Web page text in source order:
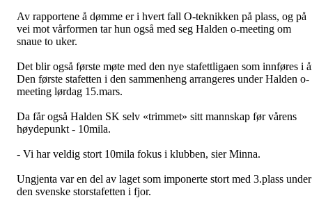
Av rapportene å dømme er i hvert fall O-teknikken på plass, og på
vei mot vårformen tar hun også med seg Halden o-meeting om
snaue to uker.
Det blir også første møte med den nye stafettligaen som innføres i
Den første stafetten i den sammenheng arrangeres under Halden o-
meeting lørdag 15.mars.
Da får også Halden SK selv «trimmet» sitt mannskap før vårens
høydepunkt - 10mila.
- Vi har veldig stort 10mila fokus i klubben, sier Minna.
Ungjenta var en del av laget som imponerte stort med 3.plass under
den svenske storstafetten i fjor.